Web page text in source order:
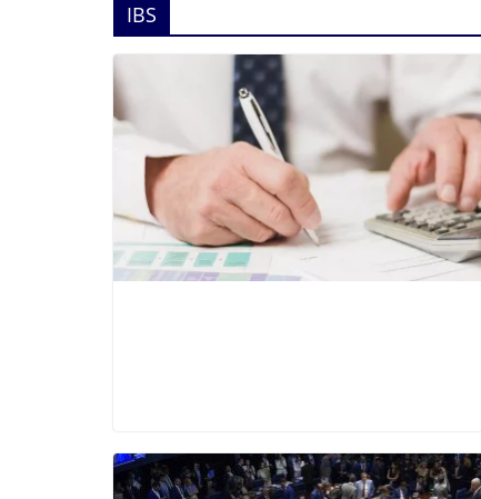
IBS